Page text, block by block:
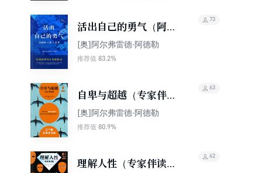
活出自己的勇气（阿德
勒心理学精要）
[奥]阿尔弗雷德·阿德勒
推荐值 83.2%
73
自卑与超越（专家伴读
版）
[奥]阿尔弗雷德·阿德勒
推荐值 80.9%
63
理解人性（专家伴读
62